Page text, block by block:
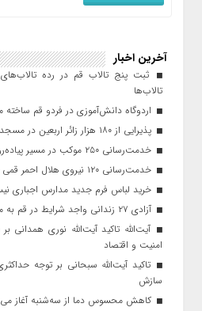
آخرین اخبار
ثبت پنج تالاب قم در رده
تالاب‌ها
اردوگاه دانش‌آموزی در فردو قم
پذیرایی از ۱۸۰ هزار زائر اربعین در مسجد جمکران
خدمت‌رسانی ۲۵۰ موکب در مسیر پیاده‌روی اربعین در قم
خدمت‌رسانی ۱۲۰ نیروی هلال احمر قمی در اربعین
خرید لباس فرم جدید مدارس اجباری
آزادی ۲۷ زندانی واجد شرایط در قم به مناسبت اربعین
آیت‌الله تاکید آیت‌الله نوری همدانی
امنیت و اقتصاد
تاکید آیت‌الله‌ سبحانی بر توجه
سازش
کاهش محسوس دما از سه‌شنبه آغاز